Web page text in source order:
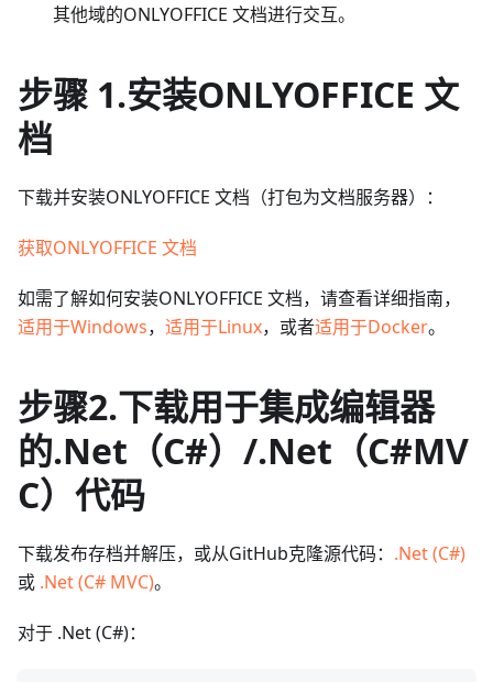
其他域的ONLYOFFICE 文档进行交互。
步骤 1.安装ONLYOFFICE 文
档
下载并安装ONLYOFFICE 文档（打包为文档服务器）：
获取ONLYOFFICE 文档
如需了解如何安装ONLYOFFICE 文档，请查看详细指南，
适用于Windows， 适用于Linux，或者适用于Docker。
步骤2.下载用于集成编辑器
的.Net（C#）/.Net（C#MV
C）代码
下载发布存档并解压，或从GitHub克隆源代码： .Net (C#)
或 .Net (C# MVC)。
对于 .Net (C#)：